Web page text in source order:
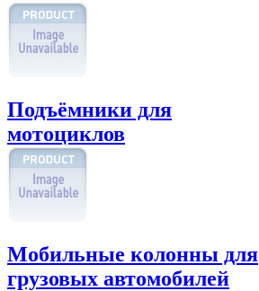
Подъёмники для
мотоциклов
Мобильные колонны для
грузовых автомобилей